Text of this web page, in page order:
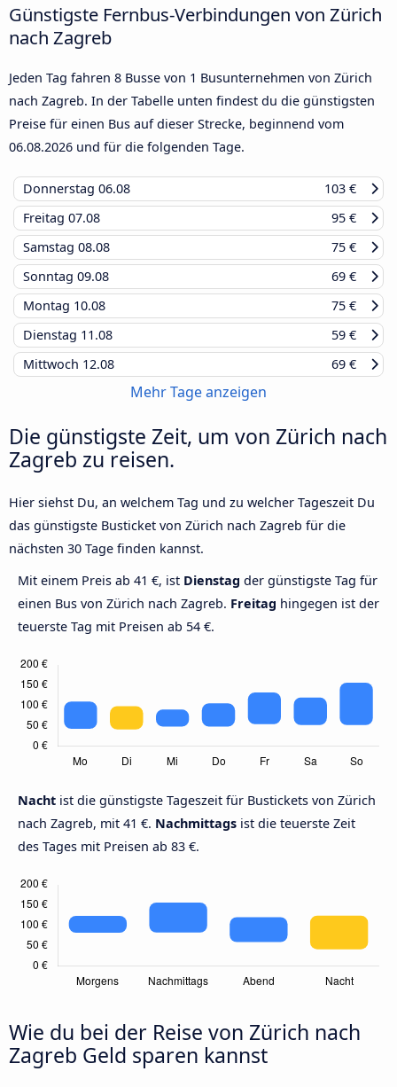
Günstigste Fernbus-Verbindungen von Zürich
nach Zagreb
Jeden Tag fahren 8 Busse von 1 Busunternehmen von Zürich
nach Zagreb. In der Tabelle unten findest du die günstigsten
Preise für einen Bus auf dieser Strecke, beginnend vom
06.08.2026 und für die folgenden Tage.
Donnerstag 06.08
103 €
Freitag 07.08
95 €
Samstag 08.08
75 €
Sonntag 09.08
69 €
Montag 10.08
75 €
Dienstag 11.08
59 €
Mittwoch 12.08 69 €
Mehr Tage anzeigen
Die günstigste Zeit, um von Zürich nach
Zagreb zu reisen.
Hier siehst Du, an welchem Tag und zu welcher Tageszeit Du
das günstigste Busticket von Zürich nach Zagreb für die
nächsten 30 Tage finden kannst.
Mit einem Preis ab 41 €, ist Dienstag der günstigste Tag für
einen Bus von Zürich nach Zagreb. Freitag hingegen ist der
teuerste Tag mit Preisen ab 54 €.
Nacht ist die günstigste Tageszeit für Bustickets von Zürich
nach Zagreb, mit 41 €. Nachmittags ist die teuerste Zeit
des Tages mit Preisen ab 83 €.
Wie du bei der Reise von Zürich nach
Zagreb Geld sparen kannst